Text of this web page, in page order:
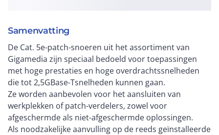
Samenvatting
De Cat. 5e-patch-snoeren uit het assortiment van
Gigamedia zijn speciaal bedoeld voor toepassingen
met hoge prestaties en hoge overdrachtssnelheden
die tot 2,5GBase-Tsnelheden kunnen gaan.
Ze worden aanbevolen voor het aansluiten van
werkplekken of patch-verdelers, zowel voor
afgeschermde als niet-afgeschermde oplossingen.
Als noodzakelijke aanvulling op de reeds geïnstalleerde